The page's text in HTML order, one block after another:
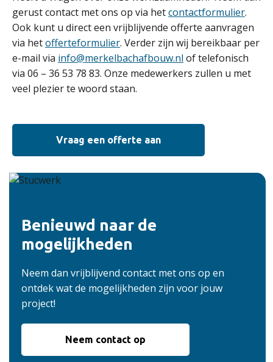
gerust contact met ons op via hetcontactformulier.
Ook kunt u direct een vrijblijvende offerte aanvragen
via hetofferteformulier. Verder zijn wij bereikbaar per
e-mail via info@merkelbachafbouw.nl of telefonisch
via 06 – 36 53 78 83. Onze medewerkers zullen u met
veel plezier te woord staan.
Vraag een offerte aan
Benieuwd naar de
mogelijkheden
Neem dan vrijblijvend contact met ons op en
ontdek wat de mogelijkheden zijn voor jouw
project!
Neem contact op